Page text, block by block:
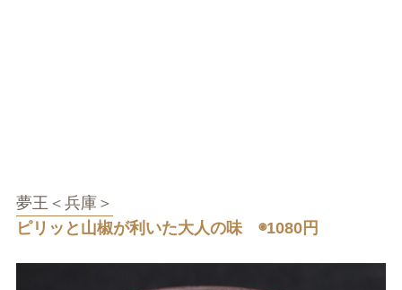
夢王＜兵庫＞
ピリッと山椒が利いた大人の味 ◉1080円